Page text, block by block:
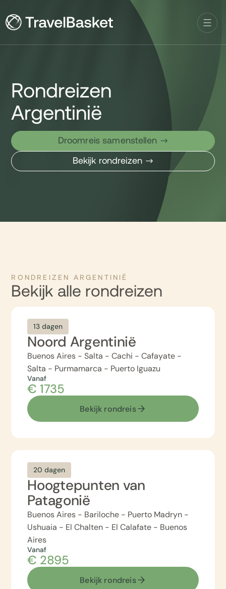
Rondreizen
Argentinië
Droomreis samenstellen
Bekijk rondreizen
RONDREIZEN ARGENTINIË
Bekijk alle rondreizen
13 dagen
Noord Argentinië
Buenos Aires - Salta - Cachi - Cafayate -
Salta - Purmamarca - Puerto Iguazu
Vanaf
€ 1735
Bekijk rondreis
20 dagen
Hoogtepunten van
Patagonië
Buenos Aires - Bariloche - Puerto Madryn -
Ushuaia - El Chalten - El Calafate - Buenos
Aires
Vanaf
€ 2895
Bekijk rondreis